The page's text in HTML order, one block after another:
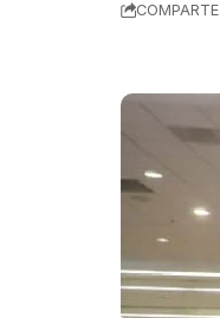
COMPARTE